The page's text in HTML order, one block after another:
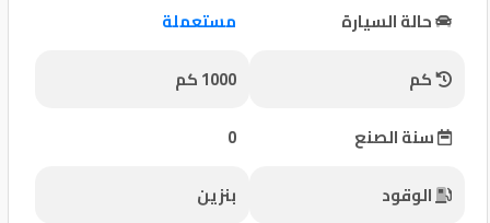
مميزة
إتصل
بنا
حالة السيارة
مستعملة
كم
1000 كم
سنة الصنع
0
الوقود
بنزين